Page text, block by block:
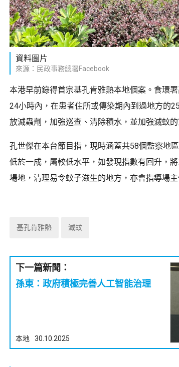
資料圖片
來源：民政事務總署Facebook
本港早前錄得首宗基孔肯雅熱本地個案。食環
24小時內，在患者住所或傳染期內到過地方的
放滅蟲劑，加強巡查、清除積水，並加強滅蚊的
孔世傑在本台節目指，現時涵蓋共58個監察地
低於一成，屬較低水平，如發現指數有回升，
場地，清理易令蚊子滋生的地方，亦會指導場主
基孔肯雅熱 滅蚊
下一篇新聞：
孫東：政府積極完善人工智能治理
本地 30.10.2025